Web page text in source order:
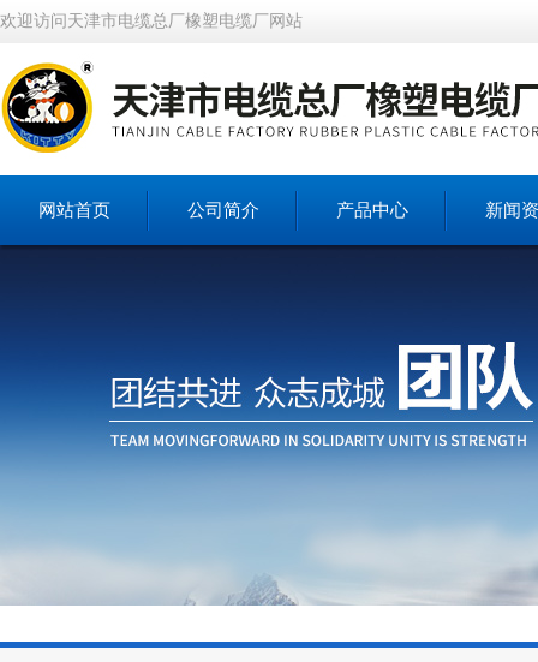
欢迎访问天津市电缆总厂橡塑电缆厂网站
网站首页 公司简介 产品中心 新闻